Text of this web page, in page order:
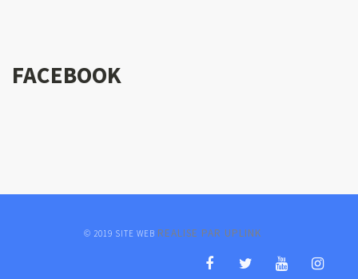
FACEBOOK
© 2019 SITE WEB REALISE PAR UPLINK